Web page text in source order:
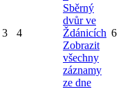
3 4
Sběrný
dvůr ve
Ždánicích
Zobrazit
všechny
záznamy
ze dne
6